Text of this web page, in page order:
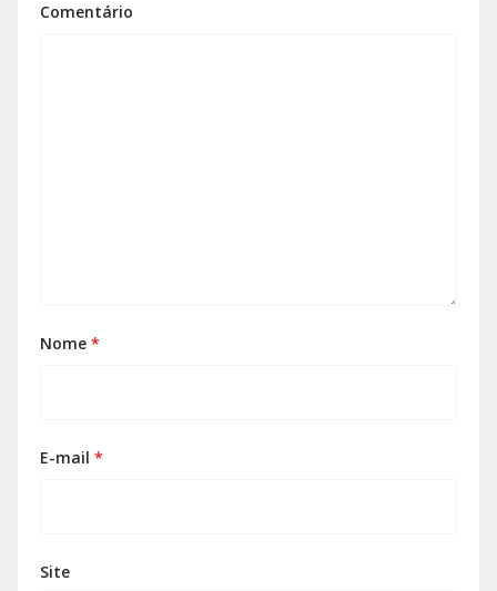
Comentário
Nome *
E-mail *
Site